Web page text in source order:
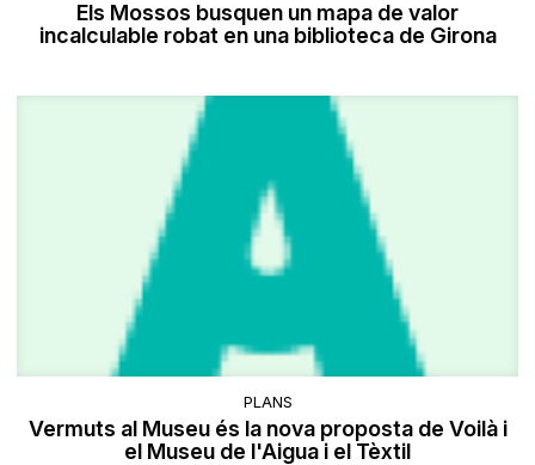
Els Mossos busquen un mapa de valor
incalculable robat en una biblioteca de Girona
PLANS
Vermuts al Museu és la nova proposta de Voilà i
el Museu de l'Aigua i el Tèxtil